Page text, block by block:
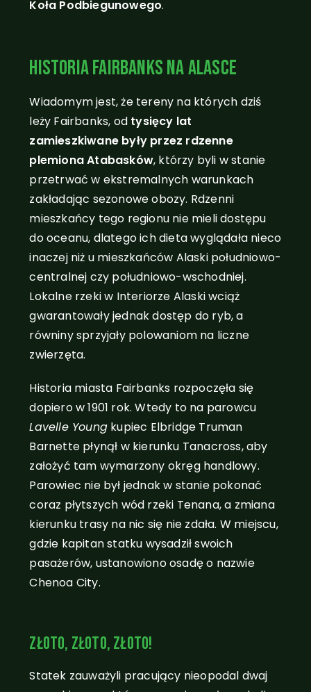
Koła Podbiegunowego.
Fairbanks - atrakcje
Historia Fairbanks na Alasce
Wiadomym jest, że tereny na których dziś
leży Fairbanks, od tysięcy lat
zamieszkiwane były przez rdzenne
plemiona Atabasków, którzy byli w stanie
przetrwać w ekstremalnych warunkach
zakładając sezonowe obozy. Rdzenni
mieszkańcy tego regionu nie mieli dostępu
do oceanu, dlatego ich dieta wyglądała nieco
inaczej niż u mieszkańców Alaski południowo-
centralnej czy południowo-wschodniej.
Lokalne rzeki w Interiorze Alaski wciąż
gwarantowały jednak dostęp do ryb, a
równiny sprzyjały polowaniom na liczne
zwierzęta.
Historia miasta Fairbanks rozpoczęła się
dopiero w 1901 rok. Wtedy to na parowcu
Lavelle Young kupiec Elbridge Truman
Barnette płynął w kierunku Tanacross, aby
założyć tam wymarzony okręg handlowy.
Parowiec nie był jednak w stanie pokonać
coraz płytszych wód rzeki Tenana, a zmiana
kierunku trasy na nic się nie zdała. W miejscu,
gdzie kapitan statku wysadził swoich
pasażerów, ustanowiono osadę o nazwie
Chenoa City.
Lokalizacja Fairbanks, Alaska
Złoto, złoto, złoto!
Statek zauważyli pracujący nieopodal dwaj